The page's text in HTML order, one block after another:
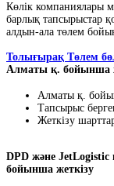
Көлік компаниялары
барлық тапсырыстар
алдын-ала төлем
Толығырақ Төлем
Алматы қ. бойынша
Алматы қ.
Тапсырыс
Жеткізу
DPD және JetLogistic
бойынша жеткізу